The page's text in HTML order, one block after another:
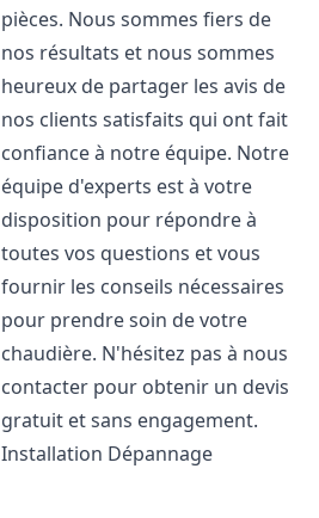
pièces. Nous sommes fiers de
nos résultats et nous sommes
heureux de partager les avis de
nos clients satisfaits qui ont fait
confiance à notre équipe. Notre
équipe d'experts est à votre
disposition pour répondre à
toutes vos questions et vous
fournir les conseils nécessaires
pour prendre soin de votre
chaudière. N'hésitez pas à nous
contacter pour obtenir un devis
gratuit et sans engagement.
Installation Dépannage